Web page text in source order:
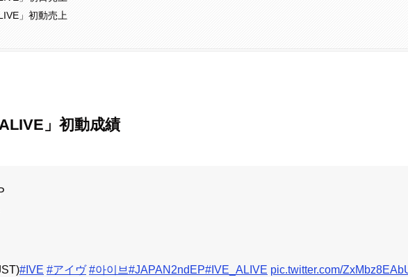
」初動売上
」初動成績
#IVE #アイヴ #아이브#JAPAN2ndEP#IVE_ALIVE pic.twitter.com/